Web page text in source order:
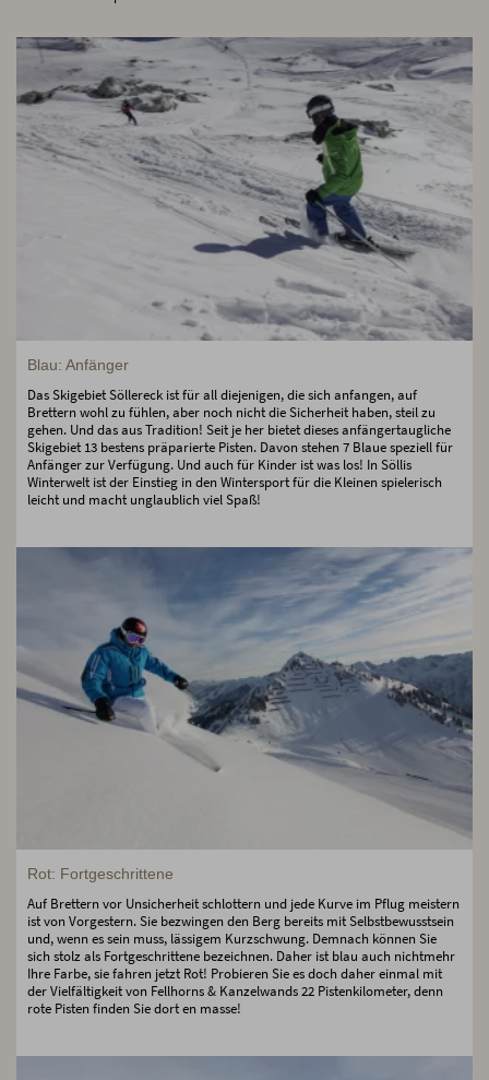
Blau: Anfänger
Das Skigebiet Söllereck ist für all diejenigen, die sich anfangen, auf
Brettern wohl zu fühlen, aber noch nicht die Sicherheit haben, steil zu
gehen. Und das aus Tradition! Seit je her bietet dieses anfängertaugliche
Skigebiet 13 bestens präparierte Pisten. Davon stehen 7 Blaue speziell für
Anfänger zur Verfügung. Und auch für Kinder ist was los! In Söllis
Winterwelt ist der Einstieg in den Wintersport für die Kleinen spielerisch
leicht und macht unglaublich viel Spaß!
Rot: Fortgeschrittene
Auf Brettern vor Unsicherheit schlottern und jede Kurve im Pflug meistern
ist von Vorgestern. Sie bezwingen den Berg bereits mit Selbstbewusstsein
und, wenn es sein muss, lässigem Kurzschwung. Demnach können Sie
sich stolz als Fortgeschrittene bezeichnen. Daher ist blau auch nichtmehr
Ihre Farbe, sie fahren jetzt Rot! Probieren Sie es doch daher einmal mit
der Vielfältigkeit von Fellhorns & Kanzelwands 22 Pistenkilometer, denn
rote Pisten finden Sie dort en masse!